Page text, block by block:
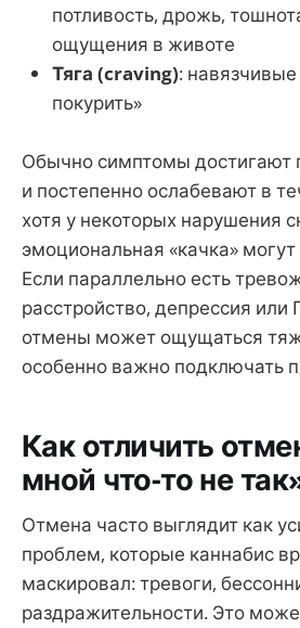
потливость, дрожь,
ощущения в животе
Тяга (craving):
покурить»
Обычно симптомы достигают
и постепенно ослабевают в
хотя у некоторых нарушения
эмоциональная «качка»
Если параллельно есть
расстройство, депрессия или
отмены может ощущаться
особенно важно подключать
Как отличить
мной что-то не
Отмена часто выглядит как
проблем, которые каннабис
маскировал: тревоги,
раздражительности. Это